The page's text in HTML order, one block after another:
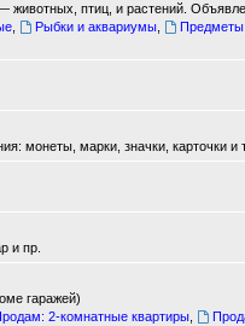
животных, птиц, и растений.
Рыбки и аквариумы, Предметы
монеты, марки, значки, карточки и
и пр.
гаражей)
2-комнатные квартиры